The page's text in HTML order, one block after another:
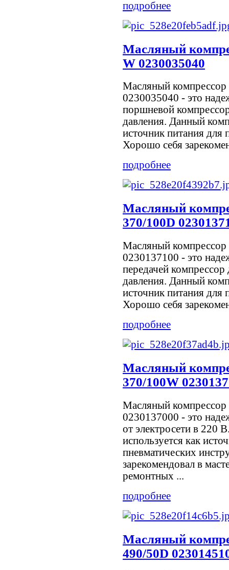
подробнее
Масляный
W 0230035040
Масляный
0230035040 - это
поршневой
давления. Данный
источник питания для
Хорошо себя
подробнее
Масляный
370/100D
Масляный
0230137100 - это
передачей компрессор
давления. Данный
источник питания для
Хорошо себя
подробнее
Масляный
370/100W
Масляный
0230137000 - это
от электросети в 220
используется как
пневматических
зарекомендовал в
ремонтных ...
подробнее
Масляный
490/50D